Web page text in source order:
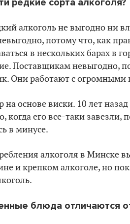
алкоголь не выгодно ни
потому что, как
в нескольких барах в
Поставщикам невыгодно,
Они работают с огромными
основе виски. 10 лет
когда его все-таки завезли,
в минусе.
алкоголя в Минске
и крепком алкоголе, но
блюда отличаются